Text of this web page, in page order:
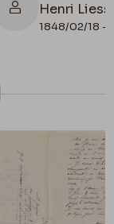
Henri
1848/02/18 -
musée Félicien